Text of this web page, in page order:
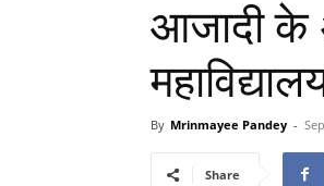
आजादी के
By Mrinmayee Pandey -
Share